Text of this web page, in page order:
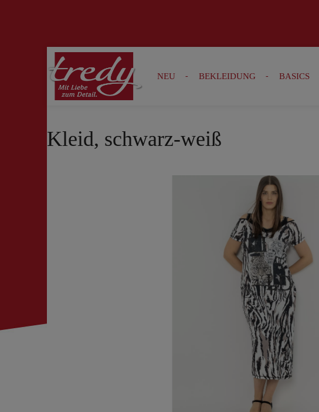
Zur Suche springen Zur Hauptnavigation springen
NEU BEKLEIDUNG BASICS
Kleid, schwarz-weiß